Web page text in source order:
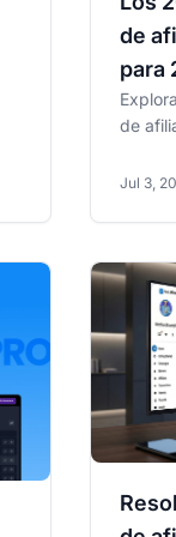
de
para
de
Jul 3,